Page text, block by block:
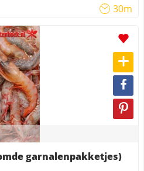
30m
garnalenpakketjes)